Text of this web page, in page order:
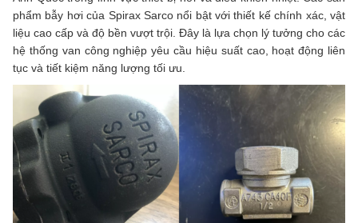
phẩm bẫy hơi của Spirax Sarco nổi bật với thiết kế chính xác, vật
liệu cao cấp và độ bền vượt trội. Đây là lựa chọn lý tưởng cho các
hệ thống van công nghiệp yêu cầu hiệu suất cao, hoạt động liên
tục và tiết kiệm năng lượng tối ưu.